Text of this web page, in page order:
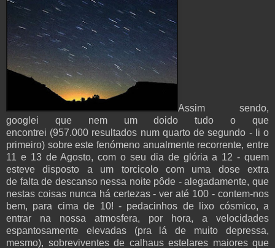
Assim sendo,
googlei que nem um doido tudo o que
encontrei (957.000 resultados num quarto de segundo - li o
primeiro) sobre este fenómeno anualmente recorrente, entre
11 e 13 de Agosto, com o seu dia de glória a 12 - quem
esteve disposto a um torcicolo com uma dose extra
de falta de descanso nessa noite pôde - alegadamente, que
nestas coisas nunca há certezas - ver até 100 - contem-nos
bem, para cima de 10! - pedacinhos de lixo cósmico, a
entrar na nossa atmosfera, por hora, a velocidades
espantosamente elevadas (pra lá de muito depressa,
mesmo), sobreviventes de calhaus estelares maiores que